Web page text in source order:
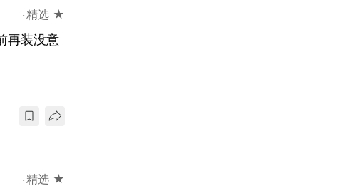
精选 ★
再装没意
精选 ★